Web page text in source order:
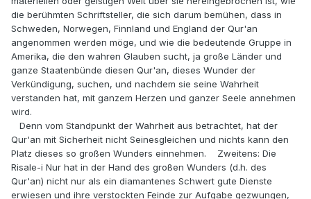
die berühmten Schriftsteller, die sich darum bemühen, dass in
Schweden, Norwegen, Finnland und England der Qur'an
angenommen werden möge, und wie die bedeutende Gruppe in
Amerika, die den wahren Glauben sucht, ja große Länder und
ganze Staatenbünde diesen Qur'an, dieses Wunder der
Verkündigung, suchen, und nachdem sie seine Wahrheit
verstanden hat, mit ganzem Herzen und ganzer Seele annehmen
wird.
Denn vom Standpunkt der Wahrheit aus betrachtet, hat der
Qur'an mit Sicherheit nicht Seinesgleichen und nichts kann den
Platz dieses so großen Wunders einnehmen. Zweitens: Die
Risale-i Nur hat in der Hand des großen Wunders (d.h. des
Qur'an) nicht nur als ein diamantenes Schwert gute Dienste
erwiesen und ihre verstockten Feinde zur Aufgabe gezwungen,